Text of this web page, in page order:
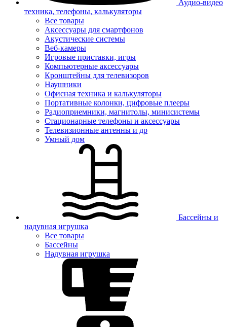
Аудио-видео
техника, телефоны, калькуляторы
Все товары
Аксессуары для смартфонов
Акустические системы
Веб-камеры
Игровые приставки, игры
Компьютерные аксессуары
Кронштейны для телевизоров
Наушники
Офисная техника и калькуляторы
Портативные колонки, цифровые плееры
Радиоприемники, магнитолы, минисистемы
Стационарные телефоны и аксессуары
Телевизионные антенны и др
Умный дом
Бассейны и
надувная игрушка
Все товары
Бассейны
Надувная игрушка